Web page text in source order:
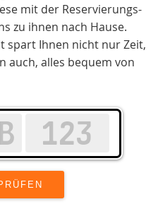
mit der Reservierungs-
zu ihnen nach Hause.
spart Ihnen nicht nur Zeit,
auch, alles bequem von